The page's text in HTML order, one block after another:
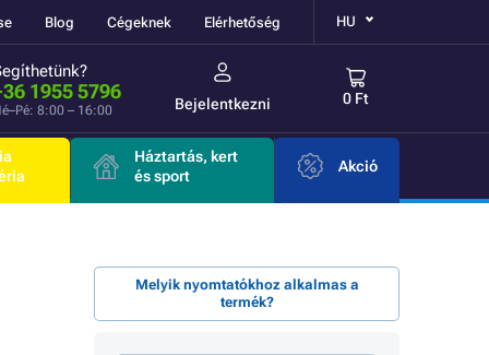
Blog Cégeknek Elérhetőség HU
1955 5796
8:00 – 16:00 Bejelentkezni 0 Ft
Háztartás, kert
és sport
Akció
Melyik nyomtatókhoz alkalmas a
termék?